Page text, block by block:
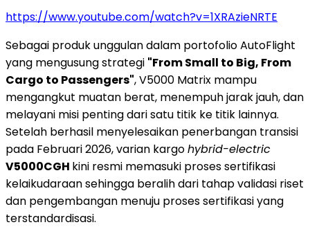
https://www.youtube.com/watch?v=1XRAzieNRTE
Sebagai produk unggulan dalam portofolio AutoFlight
yang mengusung strategi "From Small to Big, From
Cargo to Passengers", V5000 Matrix mampu
mengangkut muatan berat, menempuh jarak jauh, dan
melayani misi penting dari satu titik ke titik lainnya.
Setelah berhasil menyelesaikan penerbangan transisi
pada Februari 2026, varian kargohybrid-electric
V5000CGH kini resmi memasuki proses sertifikasi
kelaikudaraan sehingga beralih dari tahap validasi riset
dan pengembangan menuju proses sertifikasi yang
terstandardisasi.